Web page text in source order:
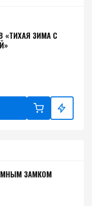
«ТИХАЯ ЗИМА С
ЗАМКОМ